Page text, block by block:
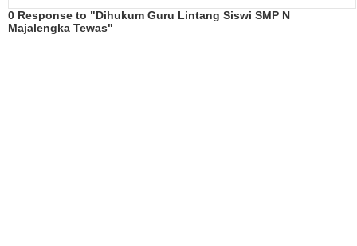
0 Response to "Dihukum Guru Lintang Siswi SMP N
Majalengka Tewas"